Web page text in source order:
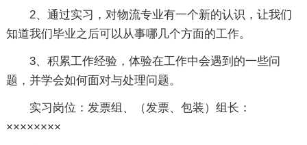
2、通过实习，对物流专业有一个新的认识，让我们
知道我们毕业之后可以从事哪几个方面的工作。
3、积累工作经验，体验在工作中会遇到的一些问
题，并学会如何面对与处理问题。
实习岗位：发票组、（发票、包装）组长：
××××××××